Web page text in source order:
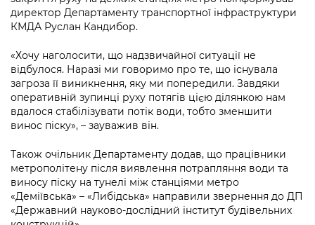
Підприємства, установи, організації
Kyiv International Relations
Річні звіти
Гендерна політика
Безбар'єрність
Київська міська військова адміністрація
Портал Захисників та Захисниць
Безбар'єрність
Портал послуг
Міський застосунок Київ Цифровий
Уряд» – місцевий рівень»
Про відкриті дані
Публічні дашборди
директор Департаменту транспортної інфраструктури
КМДА Руслан Кандибор.
«Хочу наголосити, що надзвичайної ситуації не
відбулося. Наразі ми говоримо про те, що існувала
загроза її виникнення, яку ми попередили. Завдяки
оперативній зупинці руху потягів цією ділянкою нам
вдалося стабілізувати потік води, тобто зменшити
винос піску», – зауважив він.
Також очільник Департаменту додав, що працівники
метрополітену після виявлення потрапляння води та
виносу піску на тунелі між станціями метро
«Деміївська» – «Либідська» направили звернення до ДП
«Державний науково-дослідний інститут будівельних